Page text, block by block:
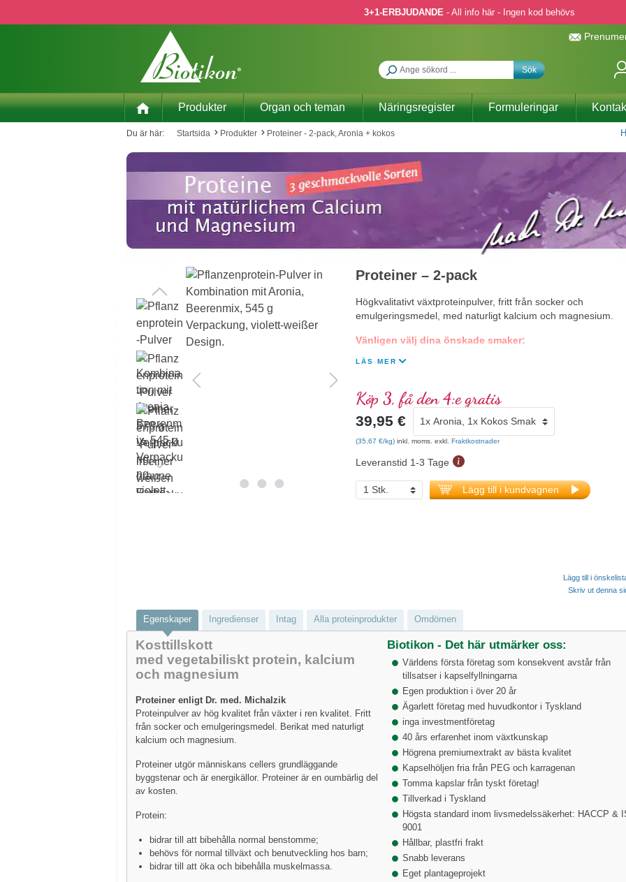
3+1-ERBJUDANDE - All info här - Ingen kod behövs
Sök
Produkter Organ och teman Näringsregister Formuleringar
Du är här: Startsida Produkter Proteiner - 2-pack, Aronia + kokos
Proteiner – 2-pack
Högkvalitativt växtproteinpulver, fritt från socker och
emulgeringsmedel, med naturligt kalcium och magnesium.
Vänligen välj dina önskade smaker:
LÄS MER
Köp 3, få den 4:e gratis
39,95 €
(35,67 €/kg) inkl. moms. exkl. Fraktkostnader
Leveranstid 1-3 Tage
Lägg till i kundvagnen
Lägg till i
Skriv ut denna
Egenskaper Ingredienser Intag Alla proteinprodukter Omdömen
Kosttillskott
med vegetabiliskt protein, kalcium
och magnesium
Proteiner enligt Dr. med. Michalzik
Proteinpulver av hög kvalitet från växter i ren kvalitet. Fritt
från socker och emulgeringsmedel. Berikat med naturligt
kalcium och magnesium.
Proteiner utgör människans cellers grundläggande
byggstenar och är energikällor. Proteiner är en oumbärlig del
av kosten.
Protein:
bidrar till att bibehålla normal benstomme;
behövs för normal tillväxt och benutveckling hos barn;
bidrar till att öka och bibehålla muskelmassa.
Biotikon - Det här utmärker oss:
Världens första företag som konsekvent avstår från
tillsatser i kapselfyllningarna
Egen produktion i över 20 år
Ägarlett företag med huvudkontor i Tyskland
inga investmentföretag
40 års erfarenhet inom växtkunskap
Högrena premiumextrakt av bästa kvalitet
Kapselhöljen fria från PEG och karragenan
Tomma kapslar från tyskt företag!
Tillverkad i Tyskland
Högsta standard inom livsmedelssäkerhet: HACCP &
9001
Hållbar, plastfri frakt
Snabb leverans
Eget plantageprojekt